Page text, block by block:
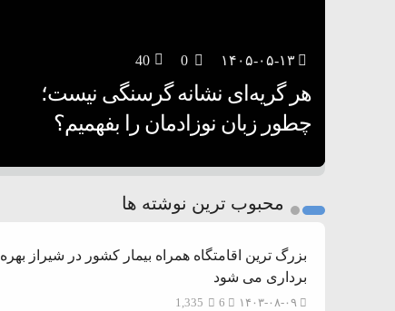
۱۴۰۵-۰۵-۱۳ 40
هر گریه‌ای نشانه گرسنگی نیست؛
چطور زبان نوزادمان را بفهمیم؟
۱۴۰۵-۰۵-۱۲ 29
تغذیه پدر می‌تواند بر سلامت نوزاد
تأثیر بگذارد
۱۴۰۵-۰۵-۱۲ 0
روی دیگر زندگی
3
محبوب ترین نوشته ها
بزرگ ترین اقامتگاه همراه بیمار کشور در شیراز بهره
برداری می شود
۱۴۰۳-۰۸-۰۹ 1,335